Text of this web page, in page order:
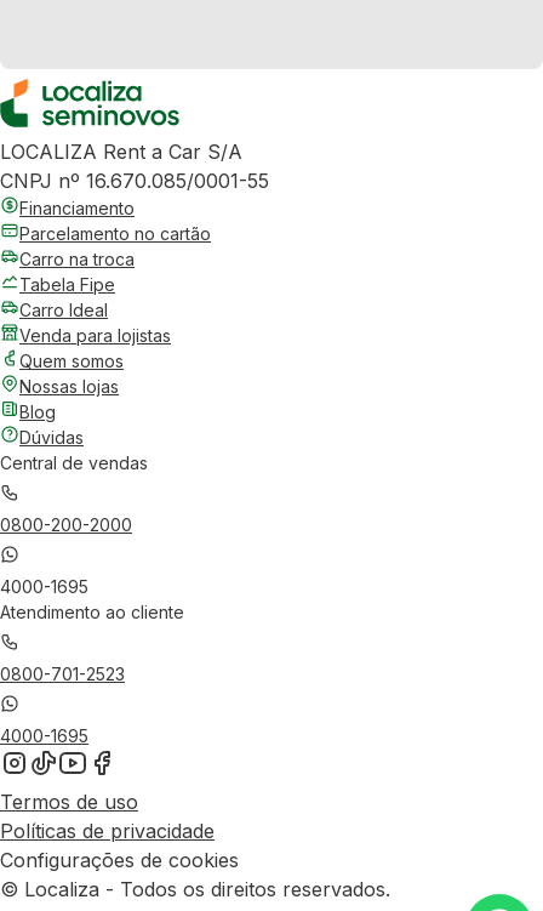
LOCALIZA Rent a Car S/A
CNPJ nº 16.670.085/0001-55
Financiamento
Parcelamento no cartão
Carro na troca
Tabela Fipe
Carro Ideal
Venda para lojistas
Quem somos
Nossas lojas
Blog
Dúvidas
Central de vendas
0800-200-2000
4000-1695
Atendimento ao cliente
0800-701-2523
4000-1695
Termos de uso
Políticas de privacidade
Configurações de cookies
© Localiza - Todos os direitos reservados.